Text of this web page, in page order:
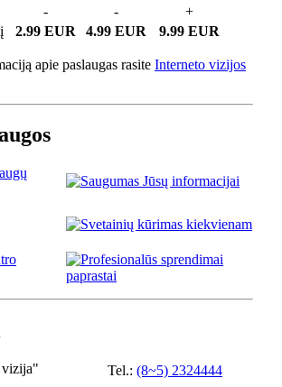
- -
+
2.99 EUR 4.99 EUR 9.99 EUR
apie paslaugas rasite Interneto vizijos
Tel.: (8~5) 2324444